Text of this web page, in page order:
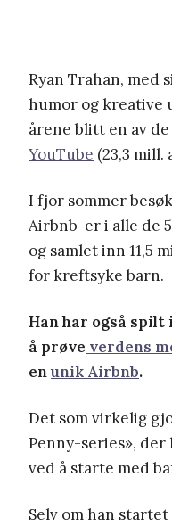
Ryan Trahan, med
humor og kreative
årene blitt en av
YouTube (23,3 mill.
I fjor sommer
Airbnb-er i alle de
og samlet inn 11,5
for kreftsyke barn.
Han har også
å prøve verdens
enunik Airbnb.
Det som virkelig
Penny-series», der
ved å starte med
Selv om han